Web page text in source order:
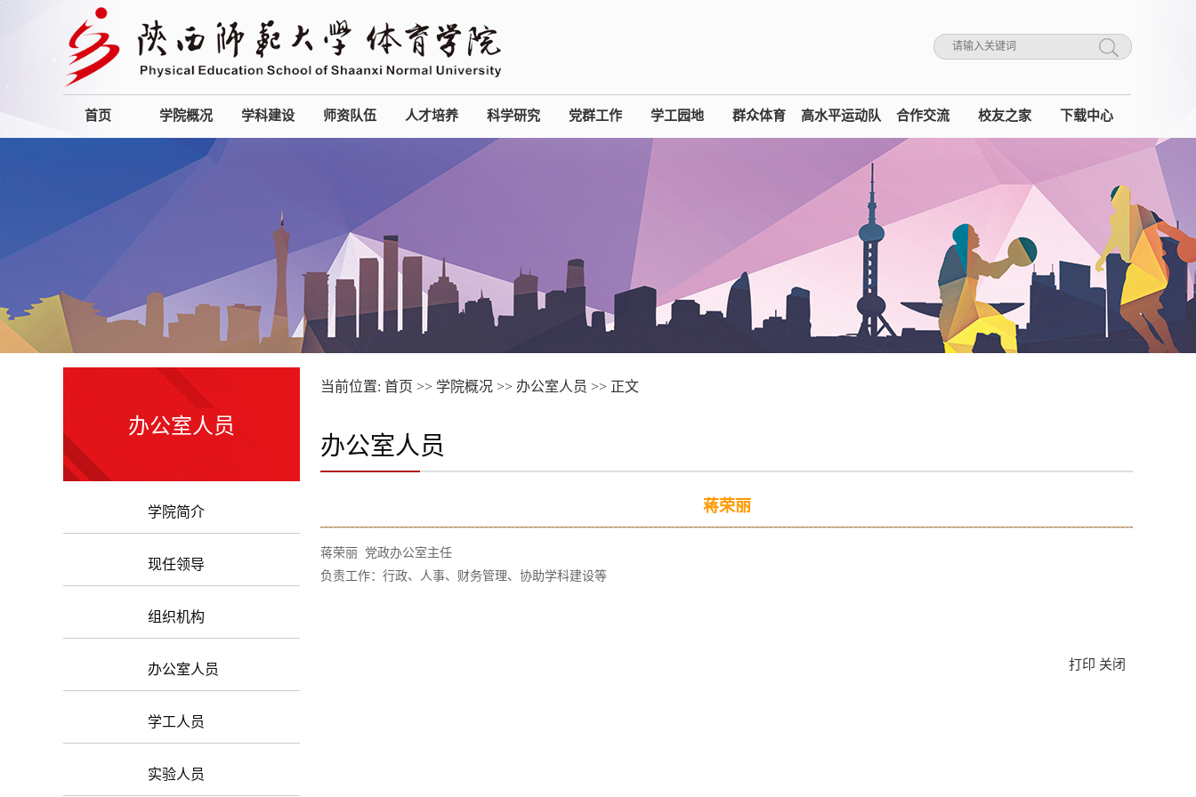
首页 学院概况 学科建设 师资队伍 人才培养 科学研究 党群工作 学工园地 群众体育 高水平运动队 合作交流 校友之家 下载中心
办公室人员
学院简介
现任领导
组织机构
办公室人员
学工人员
实验人员
当前位置: 首页 >> 学院概况 >> 办公室人员 >> 正文
办公室人员
蒋荣丽
蒋荣丽 党政办公室主任
负责工作： 行政、人事、财务管理、协助学科建设等
打印 关闭